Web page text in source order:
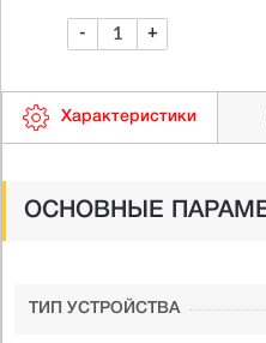
- +
Характеристики
ОСНОВНЫЕ
ТИП УСТРОЙСТВА